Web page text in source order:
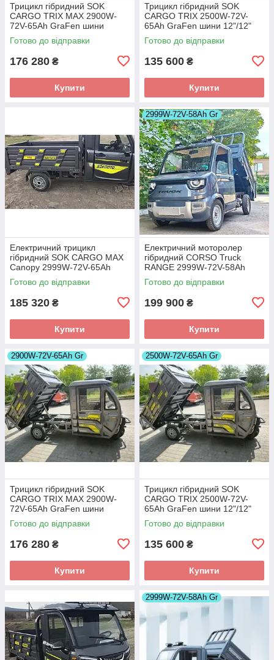
Трицикл гібридний SOK
CARGO TRIX MAX 2900W-
72V-65Ah GraFen шини
12"/12"
Готово до відправки
176 280 ₴
Купити
Трицикл гібридний SOK
CARGO TRIX 2500W-72V-
65Ah GraFen шини 12"/12"
Готово до відправки
135 600 ₴
Купити
Електричний трицикл
гібридний SOK CARGO MAX
Canopy 2999W-72V-65Ah
GraFen шини 12"/12"
Готово до відправки
185 320 ₴
Купити
2999W-72V-58Ah Gr
Електричний моторолер
гібридний CORSO Truck
RANGE 2999W-72V-58Ah
GraFen шини 12"/12"
Готово до відправки
199 900 ₴
Купити
2900W-72V-65Ah Gr
Трицикл гібридний SOK
CARGO TRIX MAX 2900W-
72V-65Ah GraFen шини
12"/12"
Готово до відправки
176 280 ₴
Купити
2500W-72V-65Ah Gr
Трицикл гібридний SOK
CARGO TRIX 2500W-72V-
65Ah GraFen шини 12"/12"
Готово до відправки
135 600 ₴
Купити
2999W-72V-58Ah Gr